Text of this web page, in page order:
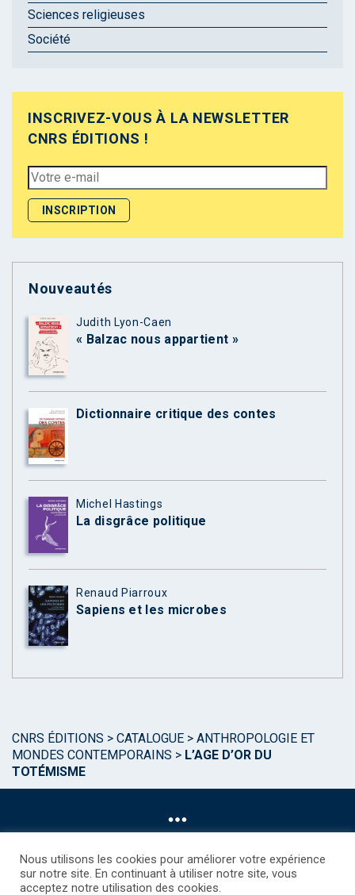
Sciences religieuses
Société
INSCRIVEZ-VOUS À LA NEWSLETTER
CNRS ÉDITIONS !
Nouveautés
Judith Lyon-Caen
« Balzac nous appartient »
Dictionnaire critique des contes
Michel Hastings
La disgrâce politique
Renaud Piarroux
Sapiens et les microbes
CNRS ÉDITIONS > CATALOGUE > ANTHROPOLOGIE ET
MONDES CONTEMPORAINS > L’AGE D’OR DU
TOTÉMISME
©CNRS EDITIONS 2025
Nous utilisons les cookies pour améliorer votre expérience
sur notre site. En continuant à utiliser notre site, vous
acceptez notre utilisation des cookies.